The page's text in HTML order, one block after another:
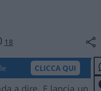
18
CLICCA QUI
a dire. E lancia un